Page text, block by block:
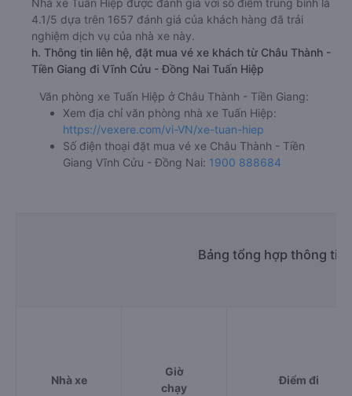
Nhà xe Tuấn Hiệp được đánh giá với số điểm trung bình là
4.1/5 dựa trên 1657 đánh giá của khách hàng đã trải
nghiệm dịch vụ của nhà xe này.
h. Thông tin liên hệ, đặt mua vé xe khách từ Châu Thành -
Tiền Giang đi Vĩnh Cửu - Đồng Nai Tuấn Hiệp
Văn phòng xe Tuấn Hiệp ở Châu Thành - Tiền Giang:
Xem địa chỉ văn phòng nhà xe Tuấn Hiệp:
https://vexere.com/vi-VN/xe-tuan-hiep
Số điện thoại đặt mua vé xe Châu Thành - Tiền
Giang Vĩnh Cửu - Đồng Nai: 1900 888684
Bảng tổng hợp thông tin
Nhà xe
Giờ
chạy
Điểm đi